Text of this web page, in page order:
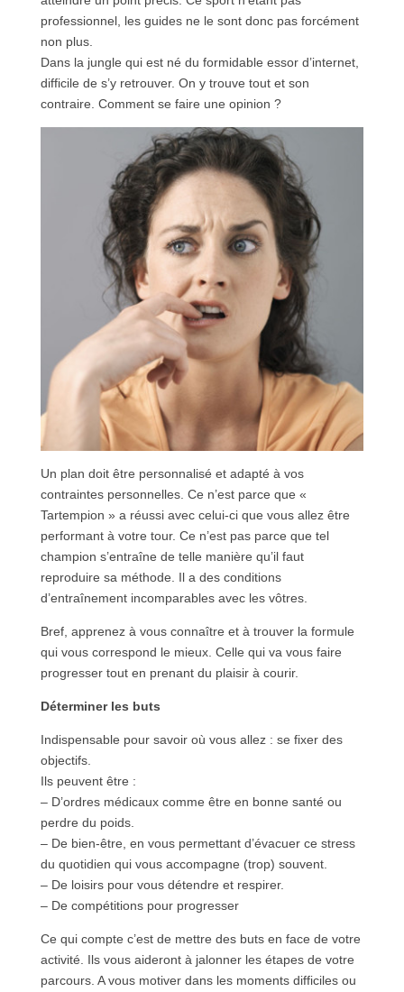
professionnel, les guides ne le sont donc pas forcément
non plus.
Dans la jungle qui est né du formidable essor d’internet,
difficile de s’y retrouver. On y trouve tout et son
contraire. Comment se faire une opinion ?
Un plan doit être personnalisé et adapté à vos
contraintes personnelles. Ce n’est parce que «
Tartempion » a réussi avec celui-ci que vous allez être
performant à votre tour. Ce n’est pas parce que tel
champion s’entraîne de telle manière qu’il faut
reproduire sa méthode. Il a des conditions
d’entraînement incomparables avec les vôtres.
Bref, apprenez à vous connaître et à trouver la formule
qui vous correspond le mieux. Celle qui va vous faire
progresser tout en prenant du plaisir à courir.
Déterminer les buts
Indispensable pour savoir où vous allez : se fixer des
objectifs.
Ils peuvent être :
– D’ordres médicaux comme être en bonne santé ou
perdre du poids.
– De bien-être, en vous permettant d’évacuer ce stress
du quotidien qui vous accompagne (trop) souvent.
– De loisirs pour vous détendre et respirer.
– De compétitions pour progresser
Ce qui compte c’est de mettre des buts en face de votre
activité. Ils vous aideront à jalonner les étapes de votre
parcours. A vous motiver dans les moments difficiles ou